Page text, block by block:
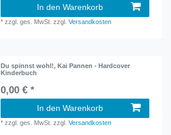
In den Warenkorb
*zzgl. ges. MwSt. zzgl.Versandkosten
Du spinnst wohl!, Kai Pannen - Hardcover
Kinderbuch
0,00 € *
In den Warenkorb
*zzgl. ges. MwSt. zzgl.Versandkosten